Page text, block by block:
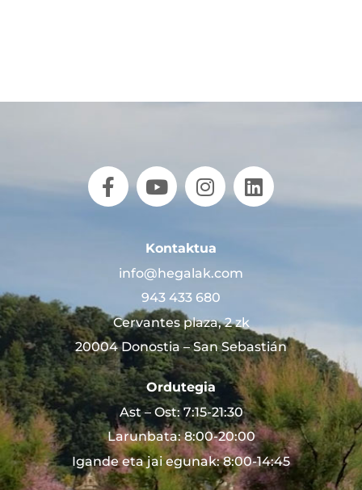
Kontaktua
info@hegalak.com
943 433 680
Cervantes plaza, 2 zk
20004 Donostia – San Sebastián
Ordutegia
Ast – Ost: 7:15-21:30
Larunbata: 8:00-20:00
Igande eta jai egunak: 8:00-14:45